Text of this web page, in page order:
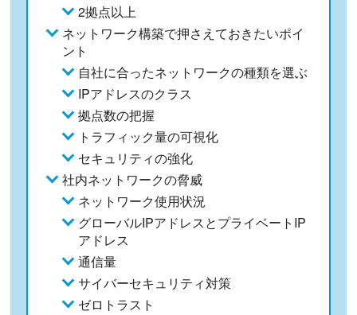
2拠点以上
ネットワーク構築で押さえておきたいポイ
ント
自社に合ったネットワークの種類を選ぶ
IPアドレスのクラス
拠点数の把握
トラフィック量の可視化
セキュリティの強化
社内ネットワークの脅威
ネットワーク使用状況
グローバルIPアドレスとプライベートIP
アドレス
通信量
サイバーセキュリティ対策
ゼロトラスト